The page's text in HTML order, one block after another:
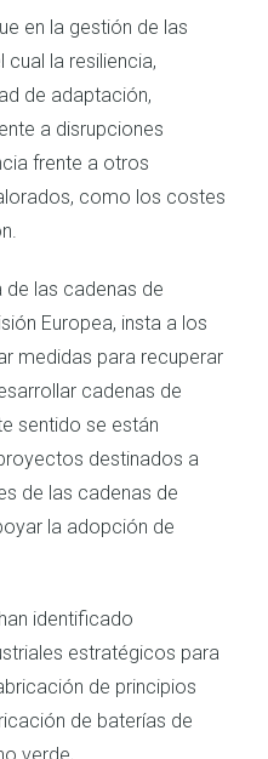
en la gestión de las
cual la resiliencia,
de adaptación,
a disrupciones
frente a otros
como los costes
de las cadenas de
Europea, insta a los
medidas para recuperar
cadenas de
sentido se están
destinados a
de las cadenas de
la adopción de
identificado
estratégicos para
de principios
de baterías de